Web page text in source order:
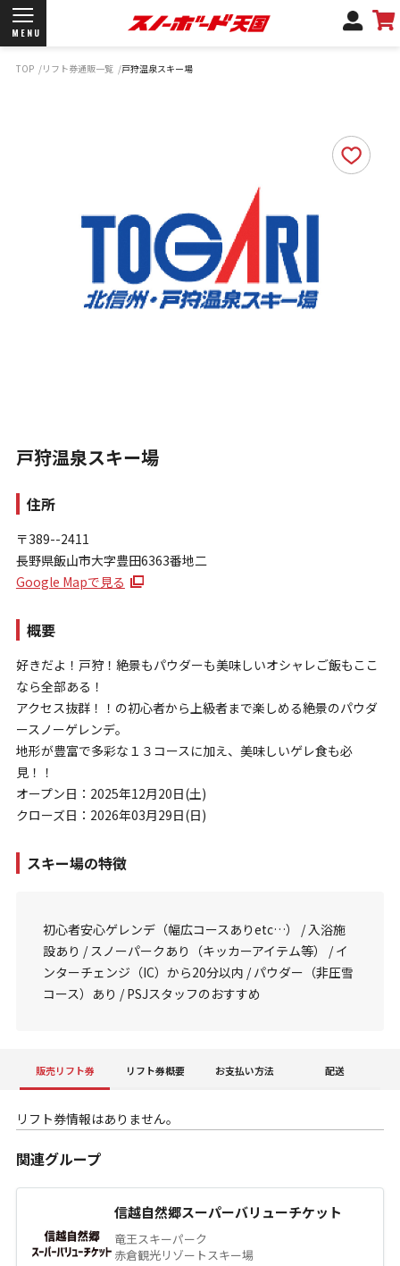
MENU
弊社名義の郵便について
お問い合わせ
特定商取引法に基づく表示
TOP リフト券通販一覧 戸狩温泉スキー場
戸狩温泉スキー場
住所
〒389--2411
長野県飯山市大字豊田6363番地二
Google Mapで見る
概要
好きだよ！戸狩！絶景もパウダーも美味しいオシャレご飯もここ
なら全部ある！
アクセス抜群！！の初心者から上級者まで楽しめる絶景のパウダ
ースノーゲレンデ。
地形が豊富で多彩な１３コースに加え、美味しいゲレ食も必
見！！
オープン日：2025年12月20日(土)
クローズ日：2026年03月29日(日)
スキー場の特徴
初心者安心ゲレンデ（幅広コースありetc…） / 入浴施
設あり / スノーパークあり（キッカーアイテム等） / イ
ンターチェンジ（IC）から20分以内 / パウダー（非圧雪
コース）あり / PSJスタッフのおすすめ
販売リフト券 リフト券概要 お支払い方法 配送
リフト券情報はありません。
関連グループ
信越自然郷スーパーバリューチケット
竜王スキーパーク
赤倉観光リゾートスキー場